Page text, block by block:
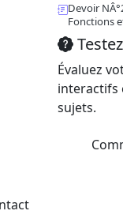
Devoir
Fonctions
Évaluez
interactifs
sujets.